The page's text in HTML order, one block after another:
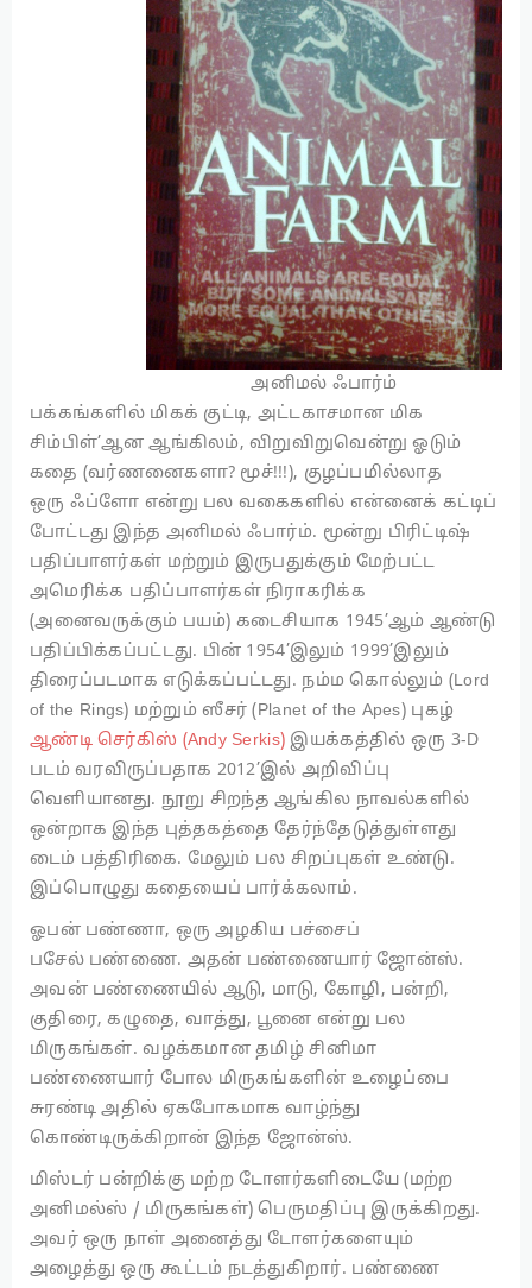
அனிமல் ஃபார்ம்
பக்கங்களில் மிகக் குட்டி, அட்டகாசமான மிக
சிம்பிள்’ஆன ஆங்கிலம், விறுவிறுவென்று ஓடும்
கதை (வர்ணனைகளா? மூச்!!!), குழப்பமில்லாத
ஒரு ஃப்ளோ என்று பல வகைகளில் என்னைக் கட்டிப்
போட்டது இந்த அனிமல் ஃபார்ம். மூன்று பிரிட்டிஷ்
பதிப்பாளர்கள் மற்றும் இருபதுக்கும் மேற்பட்ட
அமெரிக்க பதிப்பாளர்கள் நிராகரிக்க
(அனைவருக்கும் பயம்) கடைசியாக 1945’ஆம் ஆண்டு
பதிப்பிக்கப்பட்டது. பின் 1954’இலும் 1999’இலும்
திரைப்படமாக எடுக்கப்பட்டது. நம்ம கொல்லும் (Lord
of the Rings) மற்றும் ஸீசர் (Planet of the Apes) புகழ்
ஆண்டி செர்கிஸ் (Andy Serkis) இயக்கத்தில் ஒரு 3-D
படம் வரவிருப்பதாக 2012’இல் அறிவிப்பு
வெளியானது. நூறு சிறந்த ஆங்கில நாவல்களில்
ஒன்றாக இந்த புத்தகத்தை தேர்ந்தேடுத்துள்ளது
டைம் பத்திரிகை. மேலும் பல சிறப்புகள் உண்டு.
இப்பொழுது கதையைப் பார்க்கலாம்.
ஓபன் பண்ணா, ஒரு அழகிய பச்சைப்
பசேல் பண்ணை. அதன் பண்ணையார் ஜோன்ஸ்.
அவன் பண்ணையில் ஆடு, மாடு, கோழி, பன்றி,
குதிரை, கழுதை, வாத்து, பூனை என்று பல
மிருகங்கள். வழக்கமான தமிழ் சினிமா
பண்ணையார் போல மிருகங்களின் உழைப்பை
சுரண்டி அதில் ஏகபோகமாக வாழ்ந்து
கொண்டிருக்கிறான் இந்த ஜோன்ஸ்.
மிஸ்டர் பன்றிக்கு மற்ற டோளர்களிடையே (மற்ற
அனிமல்ஸ் / மிருகங்கள்) பெருமதிப்பு இருக்கிறது.
அவர் ஒரு நாள் அனைத்து டோளர்களையும்
அழைத்து ஒரு கூட்டம் நடத்துகிறார். பண்ணை